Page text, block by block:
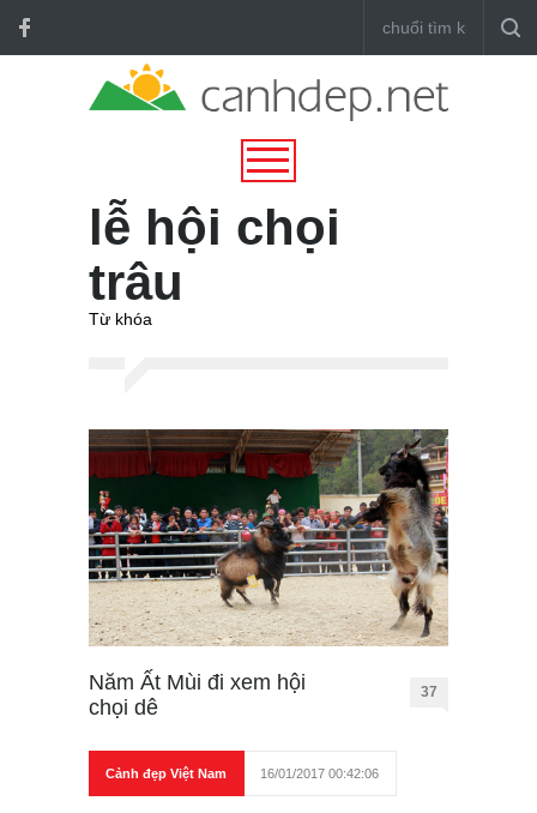
lễ hội chọi
trâu
Từ khóa
Năm Ất Mùi đi xem hội
chọi dê
37
Cảnh đẹp Việt Nam 16/01/2017 00:42:06